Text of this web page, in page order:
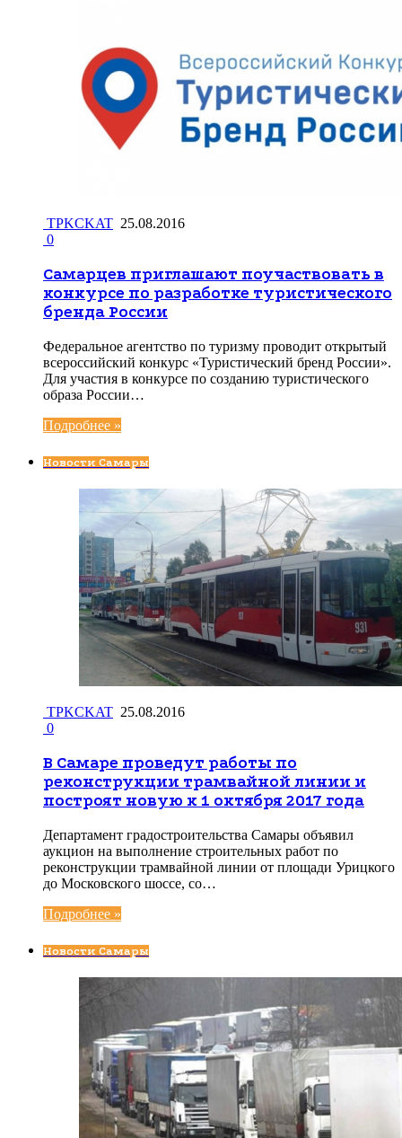
TPKCKAT 25.08.2016
0
Самарцев приглашают поучаствовать в
конкурсе по разработке туристического
бренда России
Федеральное агентство по туризму проводит открытый
всероссийский конкурс «Туристический бренд России».
Для участия в конкурсе по созданию туристического
образа России…
Подробнее »
Новости Самары
TPKCKAT 25.08.2016
0
В Самаре проведут работы по
реконструкции трамвайной линии и
построят новую к 1 октября 2017 года
Департамент градостроительства Самары объявил
аукцион на выполнение строительных работ по
реконструкции трамвайной линии от площади Урицкого
до Московского шоссе, со…
Подробнее »
Новости Самары